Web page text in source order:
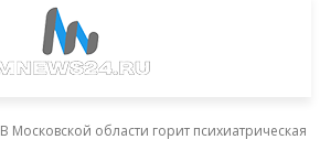
В Московской области горит психиатрическая